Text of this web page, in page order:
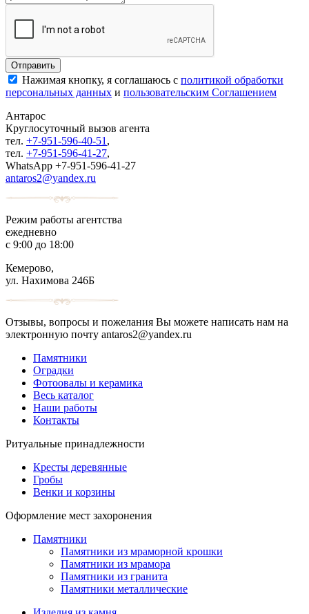
Нажимая кнопку, я соглашаюсь с политикой обработки
персональных данных и пользовательским Соглашением
Антарос
Круглосуточный вызов агента
тел. +7-951-596-40-51 ,
тел. +7-951-596-41-27,
WhatsApp +7-951-596-41-27
antaros2@yandex.ru
Режим работы агентства
ежедневно
с 9:00 до 18:00
Кемерово,
ул. Нахимова 246Б
Отзывы, вопросы и пожелания Вы можете написать нам на
электронную почту antaros2@yandex.ru
Памятники
Оградки
Фотоовалы и керамика
Весь каталог
Наши работы
Контакты
Ритуальные принадлежности
Кресты деревянные
Гробы
Венки и корзины
Оформление мест захоронения
Памятники
Памятники из мраморной крошки
Памятники из мрамора
Памятники из гранита
Памятники металлические